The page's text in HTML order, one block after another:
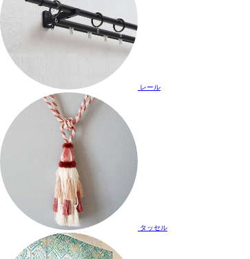
レール
タッセル